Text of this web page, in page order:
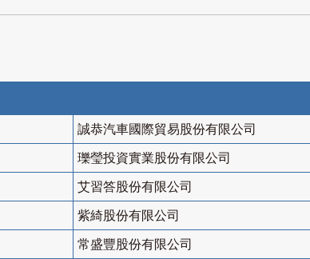
誠恭汽車國際貿易股份有限公司
瓅瑩投資實業股份有限公司
艾習答股份有限公司
紫綺股份有限公司
常盛豐股份有限公司